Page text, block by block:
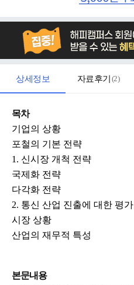
상세정보 자료후기 (2)
목차
기업의 상황
포철의 기본 전략
1. 신시장 개척 전략
국제화 전략
다각화 전략
2. 통신 산업 진출에 대한 평가
시장 상황
산업의 재무적 특성
본문내용